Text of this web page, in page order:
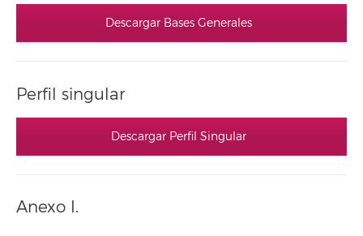
Descargar Bases Generales
Perfil singular
Descargar Perfil Singular
Anexo I.